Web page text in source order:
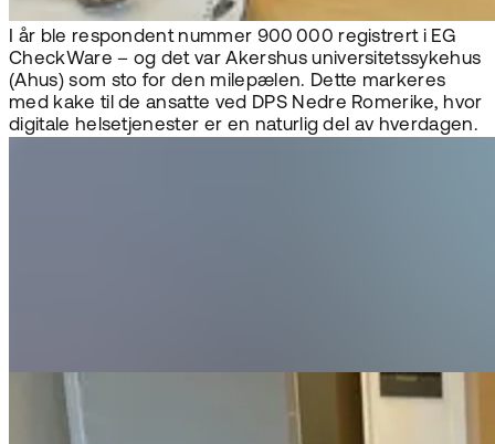
I år ble respondent nummer 900 000 registrert i EG
CheckWare – og det var Akershus universitetssykehus
(Ahus) som sto for den milepælen. Dette markeres
med kake til de ansatte ved DPS Nedre Romerike, hvor
digitale helsetjenester er en naturlig del av hverdagen.